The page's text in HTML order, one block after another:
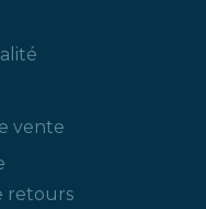
vente
retours